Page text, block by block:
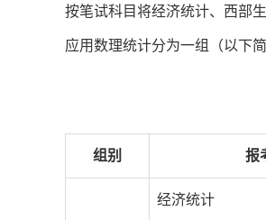
按笔试科目将经济统计、西部
应用数理统计分为一组（以下
组别 报
经济统计